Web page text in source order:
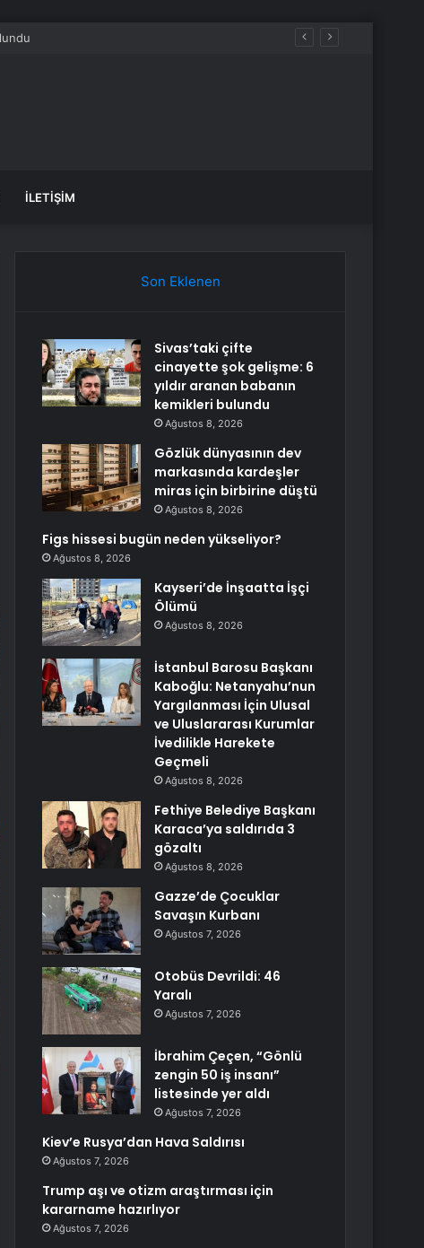
İLETIŞIM
Son Eklenen
Sivas’taki çifte
cinayette şok gelişme: 6
yıldır aranan babanın
kemikleri bulundu
Ağustos 8, 2026
Gözlük dünyasının dev
markasında kardeşler
miras için birbirine düştü
Ağustos 8, 2026
Figs hissesi bugün neden yükseliyor?
Ağustos 8, 2026
Kayseri’de İnşaatta İşçi
Ölümü
Ağustos 8, 2026
İstanbul Barosu Başkanı
Kaboğlu: Netanyahu’nun
Yargılanması İçin Ulusal
ve Uluslararası Kurumlar
İvedilikle Harekete
Geçmeli
Ağustos 8, 2026
Fethiye Belediye Başkanı
Karaca’ya saldırıda 3
gözaltı
Ağustos 8, 2026
Gazze’de Çocuklar
Savaşın Kurbanı
Ağustos 7, 2026
Otobüs Devrildi: 46
Yaralı
Ağustos 7, 2026
İbrahim Çeçen, “Gönlü
zengin 50 iş insanı”
listesinde yer aldı
Ağustos 7, 2026
Kiev’e Rusya’dan Hava Saldırısı
Ağustos 7, 2026
Trump aşı ve otizm araştırması için
kararname hazırlıyor
Ağustos 7, 2026